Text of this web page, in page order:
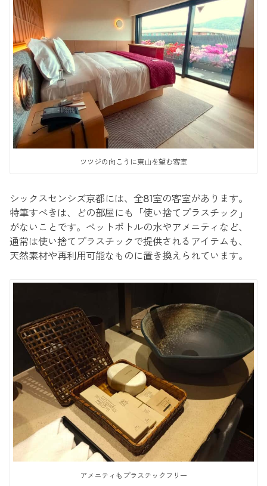
ツツジの向こうに東山を望む客室
シックスセンシズ京都には、全81室の客室があります。
特筆すべきは、どの部屋にも「使い捨てプラスチック」
がないことです。ペットボトルの水やアメニティなど、
通常は使い捨てプラスチックで提供されるアイテムも、
天然素材や再利用可能なものに置き換えられています。
アメニティもプラスチックフリー